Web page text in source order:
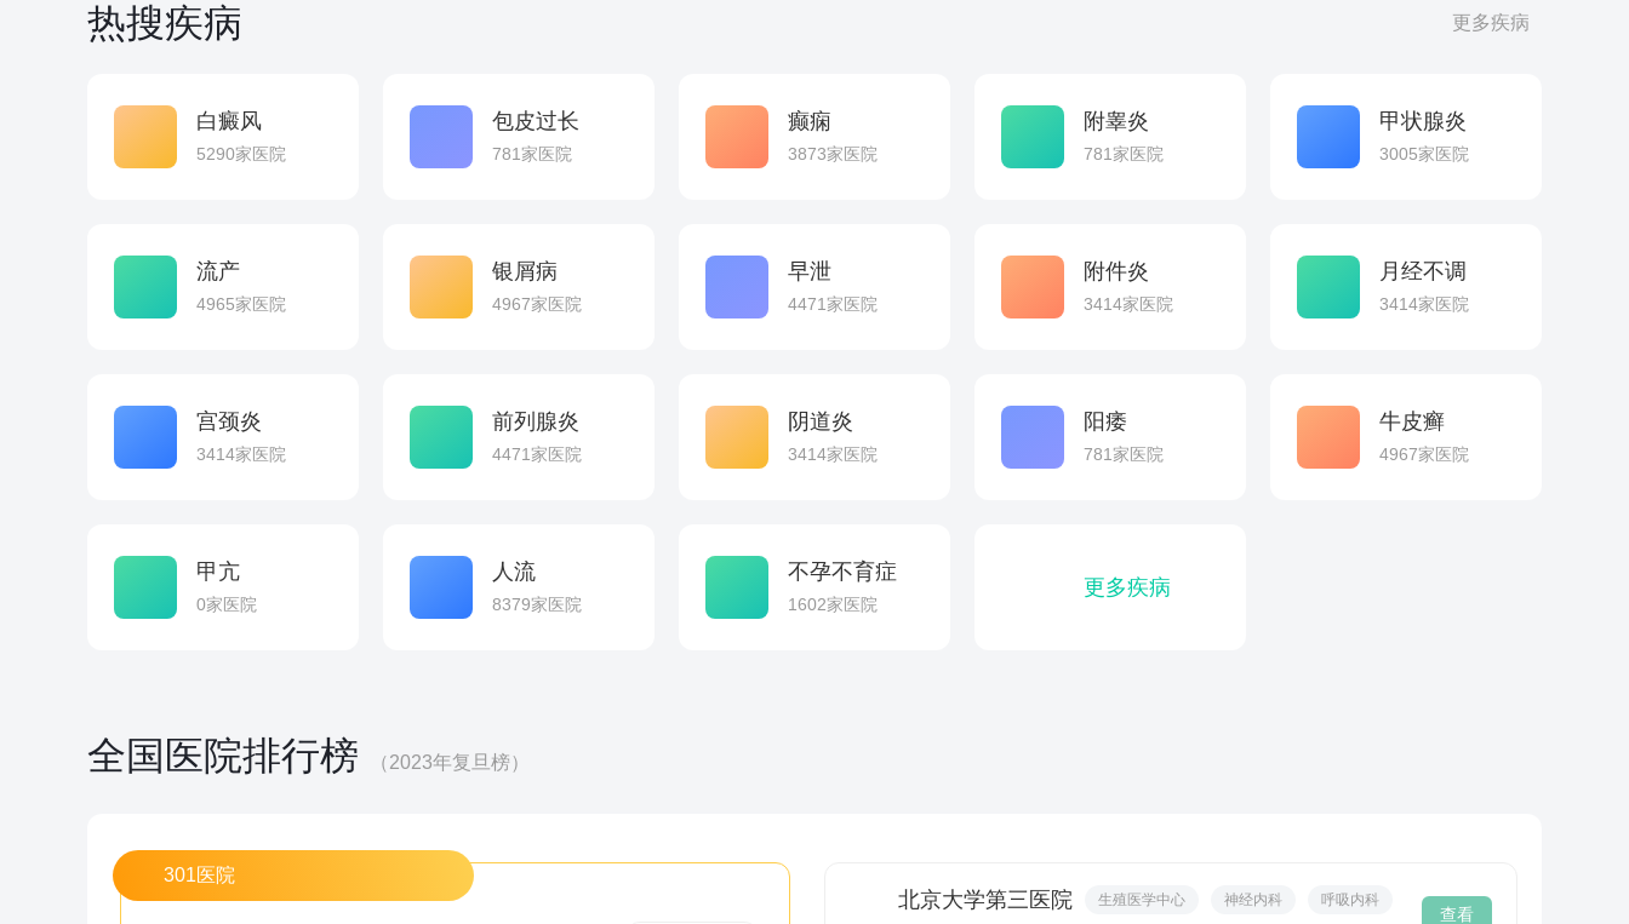
热搜疾病 更多疾病
白癜风
5290家医院
包皮过长
781家医院
癫痫
3873家医院
附睾炎
781家医院
甲状腺炎
3005家医院
流产
4965家医院
银屑病
4967家医院
早泄
4471家医院
附件炎
3414家医院
月经不调
3414家医院
宫颈炎
3414家医院
前列腺炎
4471家医院
阴道炎
3414家医院
阳痿
781家医院
牛皮癣
4967家医院
甲亢
0家医院
人流
8379家医院
不孕不育症
1602家医院
更多疾病
全国医院排行榜 （2023年复旦榜）
301医院
北京大学第三医院 生殖医学中心 神经内科 呼吸内科
查看